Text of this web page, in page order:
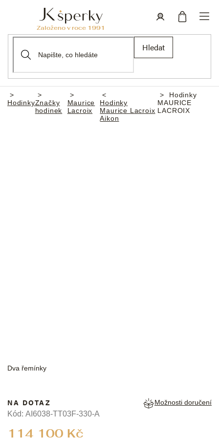
Hledat
Domů
HodinkyZnačky
hodinek
Maurice
Lacroix
Hodinky
Maurice Lacroix
Aikon
Hodinky
MAURICE
LACROIX
Dva řemínky
114 100 Kč
NA DOTAZ Možnosti doručení
Kód: AI6038-TT03F-330-A